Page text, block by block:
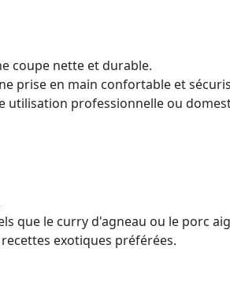
coupe nette et durable.
prise en main confortable et
utilisation professionnelle ou
que le curry d'agneau ou le porc
exotiques préférées.